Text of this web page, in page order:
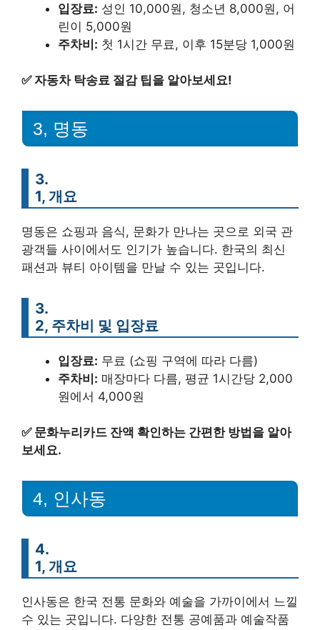
입장료: 성인 10,000원, 청소년 8,000원, 어
린이 5,000원
주차비: 첫 1시간 무료, 이후 15분당 1,000원
✅ 자동차 탁송료 절감 팁을 알아보세요!
3, 명동
3.
1, 개요
명동은 쇼핑과 음식, 문화가 만나는 곳으로 외국 관
광객들 사이에서도 인기가 높습니다. 한국의 최신
패션과 뷰티 아이템을 만날 수 있는 곳입니다.
3.
2, 주차비 및 입장료
입장료: 무료 (쇼핑 구역에 따라 다름)
주차비: 매장마다 다름, 평균 1시간당 2,000
원에서 4,000원
✅ 문화누리카드 잔액 확인하는 간편한 방법을 알아
보세요.
4, 인사동
4.
1, 개요
인사동은 한국 전통 문화와 예술을 가까이에서 느낄
수 있는 곳입니다. 다양한 전통 공예품과 예술작품